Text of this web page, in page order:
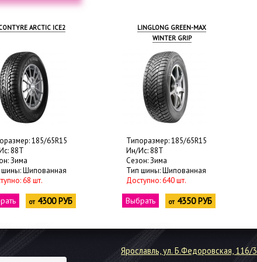
ARCTIC ICE2
185/65R15
88T
Зима
шины: Шипованная
68 шт.
от4300 РУБ
LINGLONG GREEN-MAX
WINTER GRIP
Типоразмер: 185/65R15
Ин/Ис: 88T
Сезон: Зима
Тип шины: Шипованная
Доступно: 640 шт.
Выбрать от4350 РУБ
Ярославль, ул. Б.Федоровская, 116/3